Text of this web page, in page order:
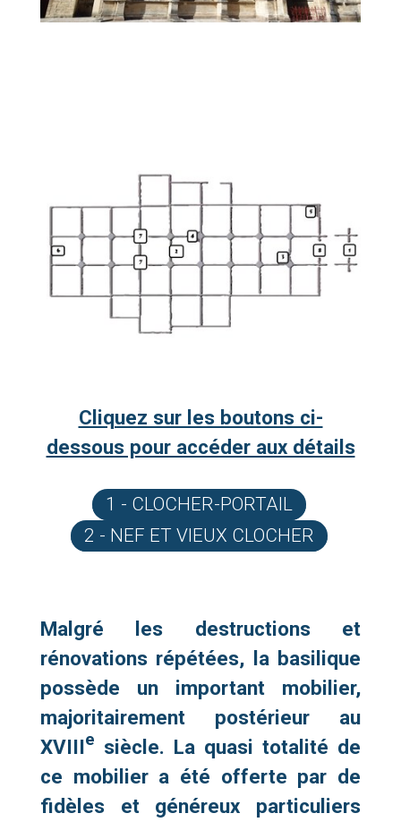
Cliquez sur les boutons ci-
dessous pour accéder aux détails
1 - CLOCHER-PORTAIL
2 - NEF ET VIEUX CLOCHER
Malgré les destructions et
rénovations répétées, la basilique
possède un important mobilier,
majoritairement postérieur au
XVIIIe siècle. La quasi totalité de
ce mobilier a été offerte par de
fidèles et généreux particuliers